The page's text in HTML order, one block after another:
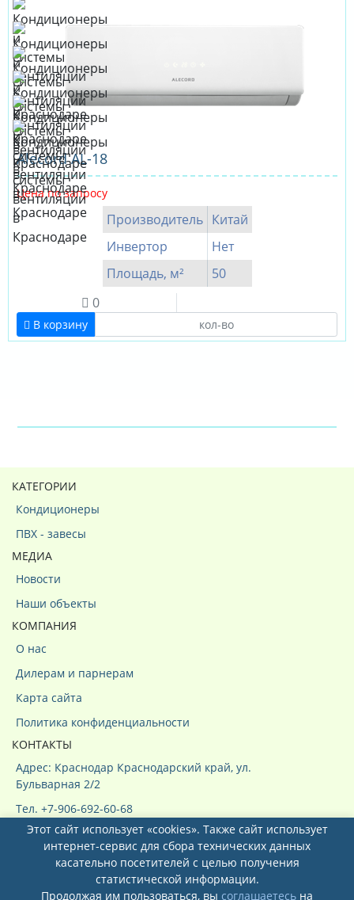
Alecord AL-18
Цена по запросу
Производитель Китай
Инвертор
Нет
Площадь, м²
50
0
В корзину
КАТЕГОРИИ
Кондиционеры
ПВХ - завесы
МЕДИА
Новости
Наши объекты
КОМПАНИЯ
О нас
Дилерам и парнерам
Карта сайта
Политика конфиденциальности
КОНТАКТЫ
Адрес: Краснодар Краснодарский край, ул.
Бульварная 2/2
Тел. +7-906-692-60-68
Этот сайт использует «cookies». Также сайт использует
интернет-сервис для сбора технических данных
касательно посетителей с целью получения
статистической информации.
Продолжая им пользоваться, вы соглашаетесь на